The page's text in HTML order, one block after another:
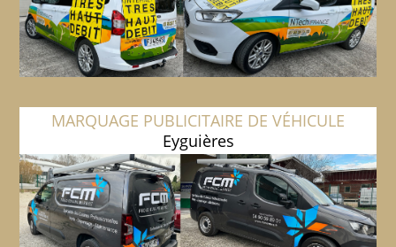
MARQUAGE PUBLICITAIRE DE VÉHICULE
Eyguières